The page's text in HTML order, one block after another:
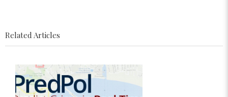
Related Articles